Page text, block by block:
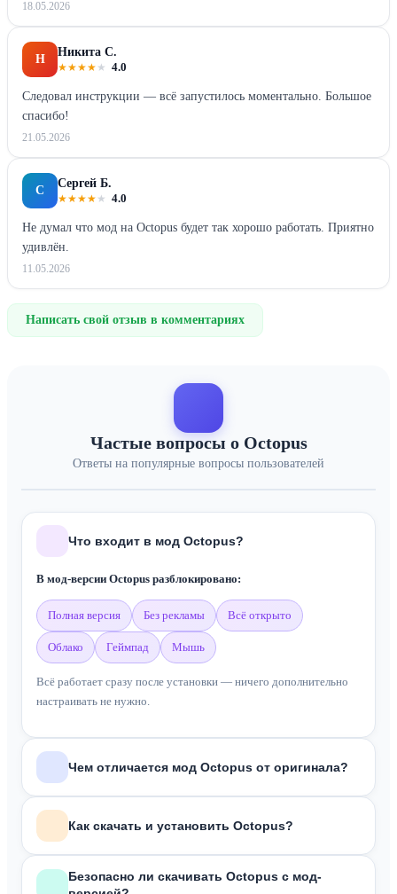
18.05.2026
Н
Никита С.
★★★★ ★ 4.0
Следовал инструкции — всё запустилось моментально. Большое
спасибо!
21.05.2026
С
Сергей Б.
★★★★ ★ 4.0
Не думал что мод на Octopus будет так хорошо работать. Приятно
удивлён.
11.05.2026
Написать свой отзыв в комментариях
Частые вопросы о Octopus
Ответы на популярные вопросы пользователей
Что входит в мод Octopus?
В мод-версии Octopus разблокировано:
полная версия без рекламы всё открыто
облако геймпад мышь
Всё работает сразу после установки — ничего дополнительно
настраивать не нужно.
Чем отличается мод Octopus от оригинала?
В отличие от оригинальной версии из Google Play, мод
включает:
Полная версия Pro разблокирована
Без рекламы
Как скачать и установить Octopus?
Зависит от формата скачанного файла:
Безопасно ли скачивать Octopus с мод-